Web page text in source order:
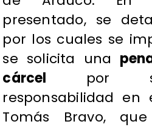
presentado, se
por los cuales se
se solicita una
cárcel por su
responsabilidad
Tomás Bravo,